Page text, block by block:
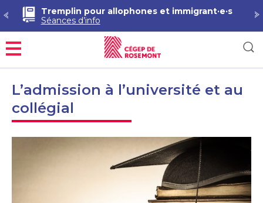
Tremplin pour allophones et immigrant·e·s
Séances d’info
Menu
L’admission à l’université et au
collégial